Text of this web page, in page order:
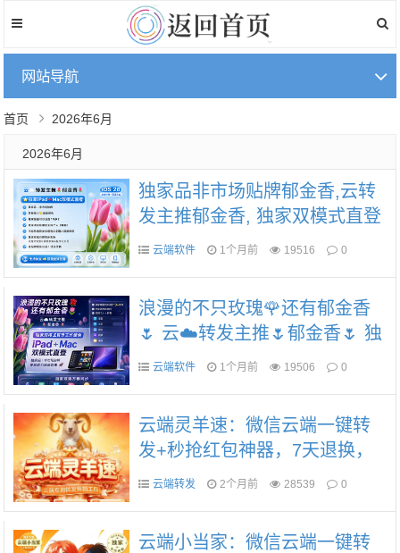
网站导航
首页 2026年6月
2026年6月
独家品非市场贴牌郁金香,云转
发主推郁金香, 独家双模式直登
王炸组，合免扫码器 iPad+Mac
云端软件 1个月前 19516 0
浪漫的不只玫瑰🌹还有郁金香
🌷 云☁️转发主推🌷郁金香🌷 独
家双模式直登王炸组合 iPad➕M
云端软件 1个月前 19506 0
云端灵羊速：微信云端一键转
发+秒抢红包神器，7天退换，
多种授权套餐任选
云端转发 2个月前 28539 0
云端小当家：微信云端一键转